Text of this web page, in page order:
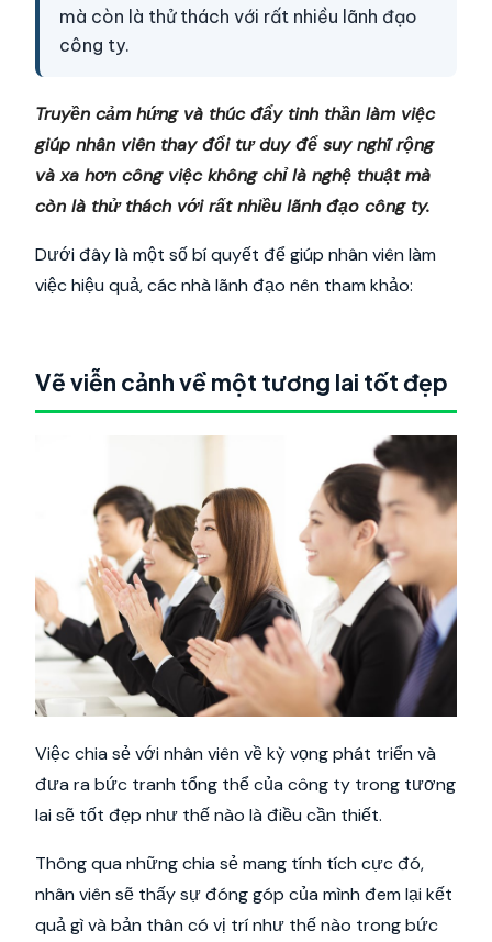
mà còn là thử thách với rất nhiều lãnh đạo
công ty.
Truyền cảm hứng và thúc đẩy tinh thần làm việc
giúp nhân viên thay đổi tư duy để suy nghĩ rộng
và xa hơn công việc không chỉ là nghệ thuật mà
còn là thử thách với rất nhiều lãnh đạo công ty.
Dưới đây là một số bí quyết để giúp nhân viên làm
việc hiệu quả, các nhà lãnh đạo nên tham khảo:
Vẽ viễn cảnh về một tương lai tốt đẹp
Việc chia sẻ với nhân viên về kỳ vọng phát triển và
đưa ra bức tranh tổng thể của công ty trong tương
lai sẽ tốt đẹp như thế nào là điều cần thiết.
Thông qua những chia sẻ mang tính tích cực đó,
nhân viên sẽ thấy sự đóng góp của mình đem lại kết
quả gì và bản thân có vị trí như thế nào trong bức